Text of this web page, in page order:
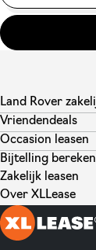
Land Rover
Vriendendeals
Occasion leasen
Bijtelling
Zakelijk leasen
Over XLLease